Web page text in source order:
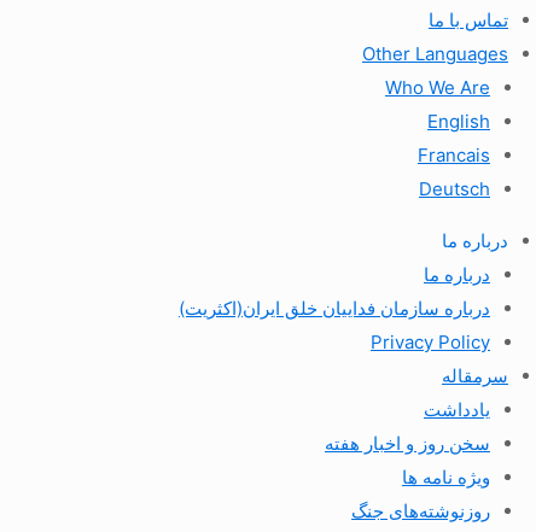
تماس با ما
Other Languages
Who We Are
English
Francais
Deutsch
درباره ما
درباره ما
درباره سازمان فداییان خلق ایران(اکثریت)
Privacy Policy
سرمقاله
یادداشت
سخن روز و اخبار هفته
ویژه نامه ها
روزنوشته‌های جنگ